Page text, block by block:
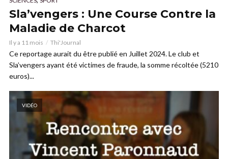
Sla’vengers : Une Course Contre la
Maladie de Charcot
Il y a 11 mois Thi'Journal
Ce reportage aurait du être publié en Juillet 2024. Le club et
Sla’vengers ayant été victimes de fraude, la somme récoltée (5210
euros)...
VIDÉO